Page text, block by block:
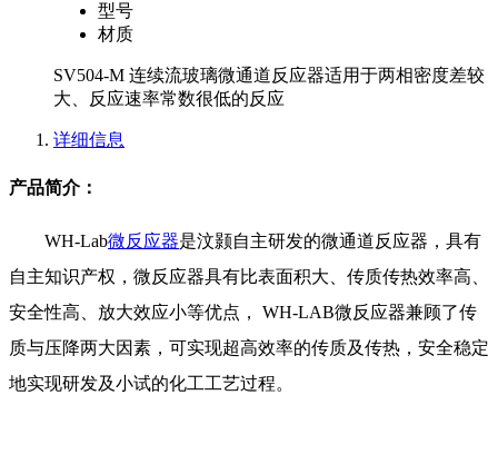
型号
材质
SV504-M 连续流玻璃微通道反应器适用于两相密度差较
大、反应速率常数很低的反应
详细信息
产品简介：
WH-Lab微反应器是汶颢自主研发的微通道反应器，具有
自主知识产权，微反应器具有比表面积大、传质传热效率高、
安全性高、放大效应小等优点， WH-LAB微反应器兼顾了传
质与压降两大因素，可实现超高效率的传质及传热，安全稳定
地实现研发及小试的化工工艺过程。